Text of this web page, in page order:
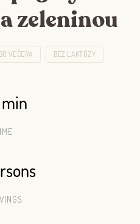
zeleninou
VEČERA BEZ LAKTÓZY